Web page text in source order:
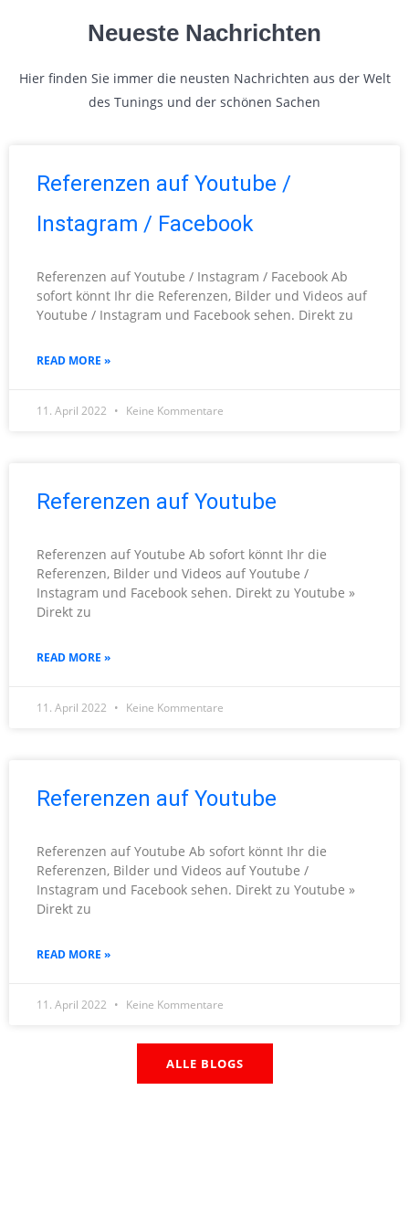
Neueste Nachrichten
Hier finden Sie immer die neusten Nachrichten aus der Welt
des Tunings und der schönen Sachen
Referenzen auf Youtube /
Instagram / Facebook
Referenzen auf Youtube / Instagram / Facebook Ab
sofort könnt Ihr die Referenzen, Bilder und Videos auf
Youtube / Instagram und Facebook sehen. Direkt zu
READ MORE »
11. April 2022 Keine Kommentare
Referenzen auf Youtube
Referenzen auf Youtube Ab sofort könnt Ihr die
Referenzen, Bilder und Videos auf Youtube /
Instagram und Facebook sehen. Direkt zu Youtube »
Direkt zu
READ MORE »
11. April 2022 Keine Kommentare
Referenzen auf Youtube
Referenzen auf Youtube Ab sofort könnt Ihr die
Referenzen, Bilder und Videos auf Youtube /
Instagram und Facebook sehen. Direkt zu Youtube »
Direkt zu
READ MORE »
11. April 2022 Keine Kommentare
ALLE BLOGS